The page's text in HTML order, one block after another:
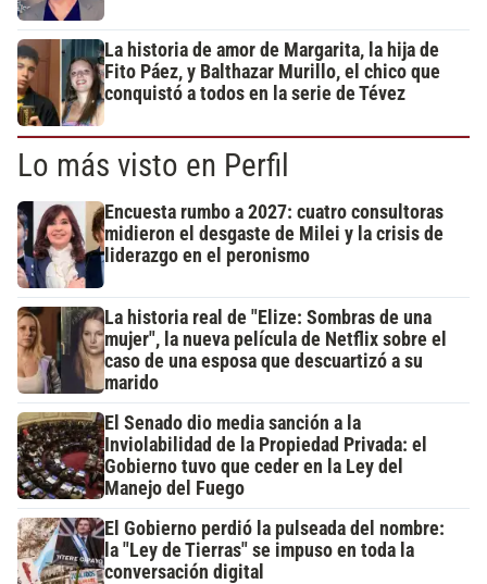
La historia de amor de Margarita, la hija de
Fito Páez, y Balthazar Murillo, el chico que
conquistó a todos en la serie de Tévez
Lo más visto en Perfil
Encuesta rumbo a 2027: cuatro consultoras
midieron el desgaste de Milei y la crisis de
liderazgo en el peronismo
La historia real de "Elize: Sombras de una
mujer", la nueva película de Netflix sobre el
caso de una esposa que descuartizó a su
marido
El Senado dio media sanción a la
Inviolabilidad de la Propiedad Privada: el
Gobierno tuvo que ceder en la Ley del
Manejo del Fuego
El Gobierno perdió la pulseada del nombre:
la "Ley de Tierras" se impuso en toda la
conversación digital